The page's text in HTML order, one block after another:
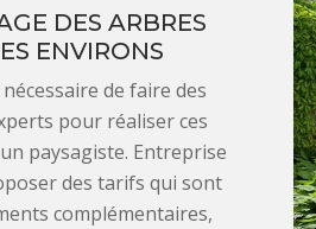
DES ARBRES
ENVIRONS
de faire des
pour réaliser ces
paysagiste. Entreprise
des tarifs qui sont
complémentaires,